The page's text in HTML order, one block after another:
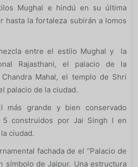
Mughal e hindú en su última
hasta la fortaleza subirán a lomos
entre el estilo Mughal y la
Rajasthani, el palacio de la
Mahal, el templo de Shri
palacio de la ciudad.
más grande y bien conservado
5 construidos por Jai Singh I en
ciudad.
fachada de el ‘’Palacio de
símbolo de Jaipur. Una estructura